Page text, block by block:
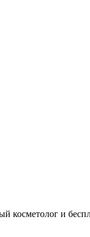
косметолог и